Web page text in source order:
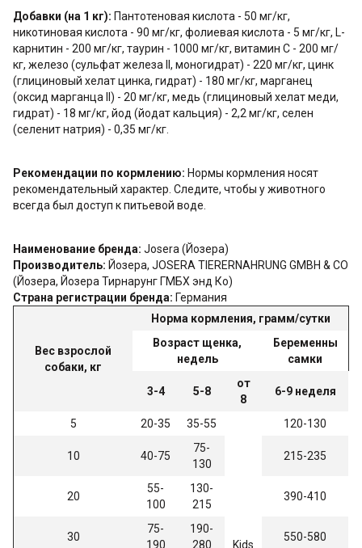
Добавки (на 1 кг): Пантотеновая кислота - 50 мг/кг,
никотиновая кислота - 90 мг/кг, фолиевая кислота - 5 мг/кг, L-
карнитин - 200 мг/кг, таурин - 1000 мг/кг, витамин С - 200 мг/
кг, железо (сульфат железа II, моногидрат) - 220 мг/кг, цинк
(глициновый хелат цинка, гидрат) - 180 мг/кг, марганец
(оксид марганца II) - 20 мг/кг, медь (глициновый хелат меди,
гидрат) - 18 мг/кг, йод (йодат кальция) - 2,2 мг/кг, селен
(селенит натрия) - 0,35 мг/кг.
Рекомендации по кормлению: Нормы кормления носят
рекомендательный характер. Следите, чтобы у животного
всегда был доступ к питьевой воде.
Наименование бренда: Josera (Йозера)
Производитель: Йозера, JOSERA TIERERNAHRUNG GMBH & CO
(Йозера, Йозера Тирнарунг ГМБХ энд Ко)
Страна регистрации бренда: Германия
Вес взрослой
собаки, кг
Норма кормления, грамм/сутки
Возраст щенка,
недель
Беременны
самки
3-4 5-8
от
8
6-9 неделя
5 20-35 35-55
Kids
120-130
10 40-75
75-
130
215-235
20
55-
100
130-
215
390-410
30
75-
190
190-
280
550-580